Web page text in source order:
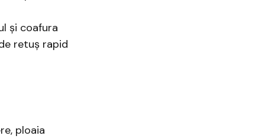
și coafura
retuș rapid
ploaia